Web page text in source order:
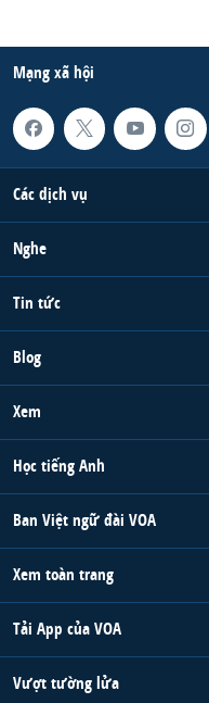
Mạng xã hội
Các dịch vụ
Nghe
Tin tức
Blog
Xem
Học tiếng Anh
Ban Việt ngữ đài VOA
Xem toàn trang
Tải App của VOA
Vượt tường lửa